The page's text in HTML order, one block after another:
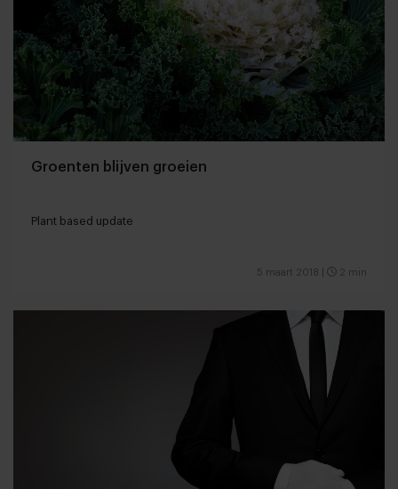
Groenten blijven groeien
Plant based update
5 maart 2018 2 min